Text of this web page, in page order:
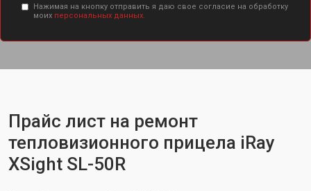
Нажимая на кнопку отправить я даю свое согласие на обработку
моих персональных данных.
Прайс лист на ремонт
тепловизионного прицела iRay
XSight SL-50R